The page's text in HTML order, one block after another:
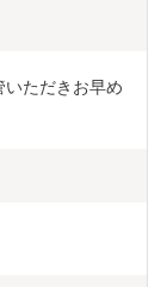
いただきお早め